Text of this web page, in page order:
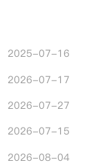
2025-07-16
2026-07-17
2026-07-27
2026-07-15
2026-08-04